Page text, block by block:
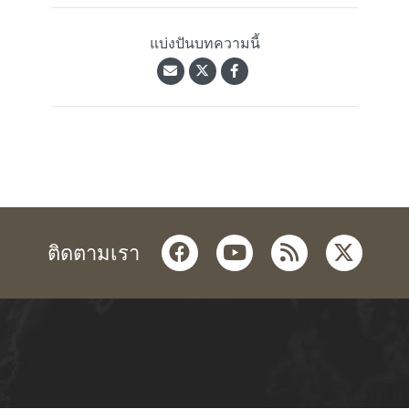
แบ่งปันบทความนี้
ติดตามเรา facebookyoutube
rss twitter